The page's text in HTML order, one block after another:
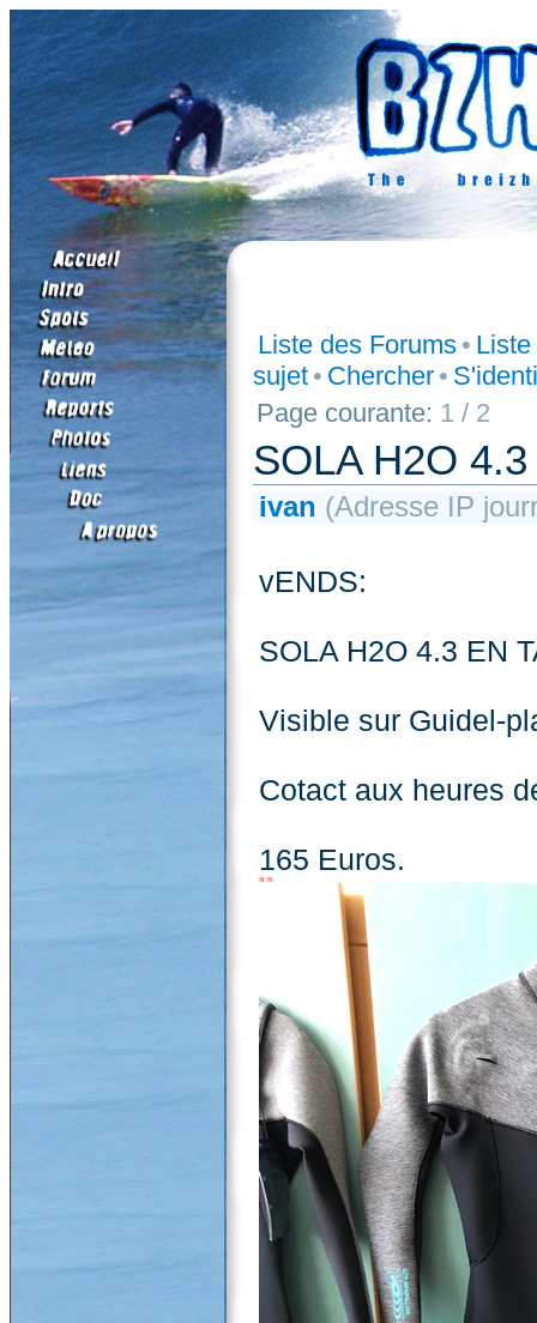
Liste des Forums •
sujet • Chercher •
Page courante: 1 / 2
SOLA H2O
ivan (Adresse IP
vENDS:
SOLA H2O 4.3 EN
Visible sur Guidel-
Cotact aux heures
165 Euros.